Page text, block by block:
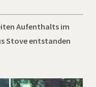
Aufenthalts im
Stove entstanden